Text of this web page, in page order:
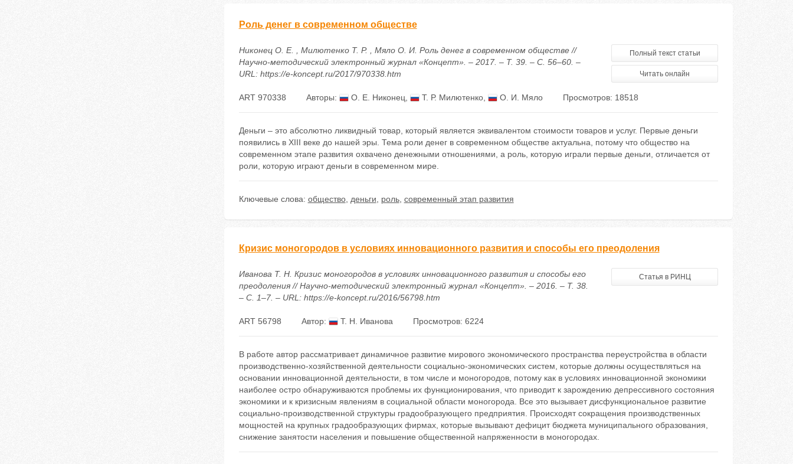
Роль денег в современном обществе
Никонец О. Е. , Милютенко Т. Р. , Мяло О. И. Роль денег в современном обществе //
Научно-методический электронный журнал «Концепт». – 2017. – Т. 39. – С. 56–60. –
URL: https://e-koncept.ru/2017/970338.htm
Полный текст статьи
Читать онлайн
ART 970338 Авторы: О. Е. Никонец Т. Р. Милютенко, О. И. Мяло Просмотров: 18518
Деньги – это абсолютно ликвидный товар, который является эквивалентом стоимости товаров и услуг. Первые деньги
появились в XIII веке до нашей эры. Тема роли денег в современном обществе актуальна, потому что общество на
современном этапе развития охвачено денежными отношениями, а роль, которую играли первые деньги, отличается от
роли, которую играют деньги в современном мире.
Ключевые слова: общество, деньги роль, современный этап развития
Кризис моногородов в условиях инновационного развития и способы его преодоления
Иванова Т. Н. Кризис моногородов в условиях инновационного развития и способы его
преодоления // Научно-методический электронный журнал «Концепт». – 2016. – Т. 38.
– С. 1–7. – URL: https://e-koncept.ru/2016/56798.htm
Статья в РИНЦ
ART 56798 Автор: Т. Н. Иванова Просмотров: 6224
В работе автор рассматривает динамичное развитие мирового экономического пространства переустройства в области
производственно-хозяйственной деятельности социально-экономических систем, которые должны осуществляться на
основании инновационной деятельности, в том числе и моногородов, потому как в условиях инновационной экономики
наиболее остро обнаруживаются проблемы их функционирования, что приводит к зарождению депрессивного состояния
экономики и к кризисным явлениям в социальной области моногорода. Все это вызывает дисфункциональное развитие
социально-производственной структуры градообразующего предприятия. Происходят сокращения производственных
мощностей на крупных градообразующих фирмах, которые вызывают дефицит бюджета муниципального образования,
снижение занятости населения и повышение общественной напряженности в моногородах.